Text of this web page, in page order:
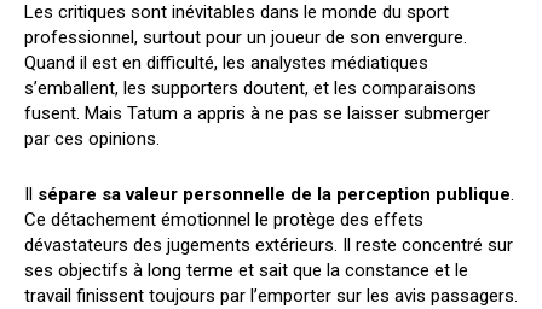
Les critiques sont inévitables dans le monde du sport
professionnel, surtout pour un joueur de son envergure.
Quand il est en difficulté, les analystes médiatiques
s’emballent, les supporters doutent, et les comparaisons
fusent. Mais Tatum a appris à ne pas se laisser submerger
par ces opinions.
Il sépare sa valeur personnelle de la perception publique.
Ce détachement émotionnel le protège des effets
dévastateurs des jugements extérieurs. Il reste concentré sur
ses objectifs à long terme et sait que la constance et le
travail finissent toujours par l’emporter sur les avis passagers.